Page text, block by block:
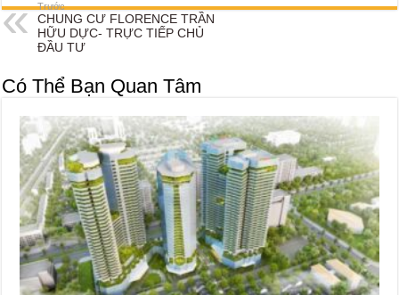
Trước
CHUNG CƯ FLORENCE TRẦN
HỮU DỰC- TRỰC TIẾP CHỦ
ĐẦU TƯ
Có Thể Bạn Quan Tâm